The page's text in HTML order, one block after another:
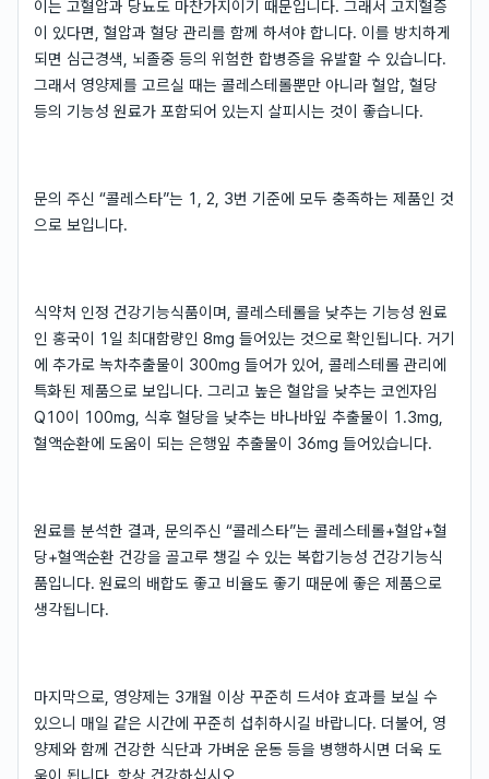
이는 고혈압과 당뇨도 마찬가지이기 때문입니다. 그래서 고지혈증
이 있다면, 혈압과 혈당 관리를 함께 하셔야 합니다. 이를 방치하게
되면 심근경색, 뇌졸중 등의 위험한 합병증을 유발할 수 있습니다.
그래서 영양제를 고르실 때는 콜레스테롤뿐만 아니라 혈압, 혈당
등의 기능성 원료가 포함되어 있는지 살피시는 것이 좋습니다.
문의 주신 “콜레스타”는 1, 2, 3번 기준에 모두 충족하는 제품인 것
으로 보입니다.
식약처 인정 건강기능식품이며, 콜레스테롤을 낮추는 기능성 원료
인 홍국이 1일 최대함량인 8mg 들어있는 것으로 확인됩니다. 거기
에 추가로 녹차추출물이 300mg 들어가 있어, 콜레스테롤 관리에
특화된 제품으로 보입니다. 그리고 높은 혈압을 낮추는 코엔자임
Q10이 100mg, 식후 혈당을 낮추는 바나바잎 추출물이 1.3mg,
혈액순환에 도움이 되는 은행잎 추출물이 36mg 들어있습니다.
원료를 분석한 결과, 문의주신 “콜레스타”는 콜레스테롤+혈압+혈
당+혈액순환 건강을 골고루 챙길 수 있는 복합기능성 건강기능식
품입니다. 원료의 배합도 좋고 비율도 좋기 때문에 좋은 제품으로
생각됩니다.
마지막으로, 영양제는 3개월 이상 꾸준히 드셔야 효과를 보실 수
있으니 매일 같은 시간에 꾸준히 섭취하시길 바랍니다. 더불어, 영
양제와 함께 건강한 식단과 가벼운 운동 등을 병행하시면 더욱 도
움이 됩니다. 항상 건강하십시오